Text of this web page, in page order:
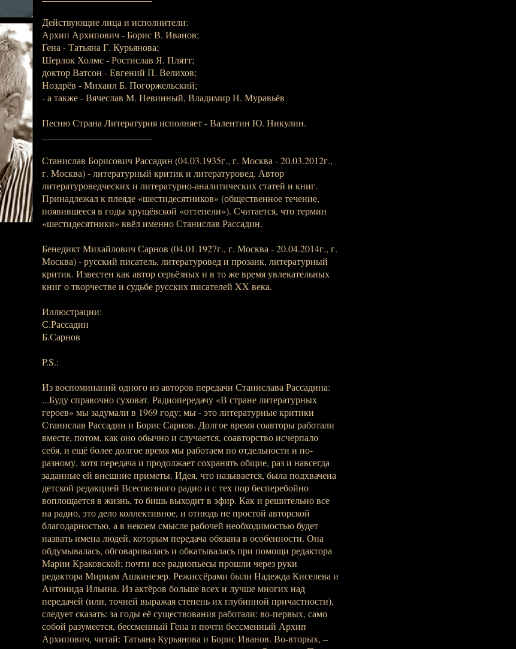
Действующие лица и исполнители:
Архип Архипович - Борис В. Иванов;
Гена - Татьяна Г. Курьянова;
Шерлок Холмс - Ростислав Я. Плятт;
доктор Ватсон - Евгений П. Велихов;
Ноздрёв - Михаил Б. Погоржельский;
- а также - Вячеслав М. Невинный, Владимир Н. Муравьёв
Песню Страна Литературия исполняет - Валентин Ю. Никулин.
Станислав Борисович Рассадин (04.03.1935г., г. Москва - 20.03.2012г.,
г. Москва) - литературный критик и литературовед. Автор
литературоведческих и литературно-аналитических статей и книг.
Принадлежал к плеяде «шестидесятников» (общественное течение,
появившееся в годы хрущёвской «оттепели»). Считается, что термин
«шестидесятники» ввёл именно Станислав Рассадин.
Бенедикт Михайлович Сарнов (04.01.1927г., г. Москва - 20.04.2014г., г.
Москва) - русский писатель, литературовед и прозаик, литературный
критик. Известен как автор серьёзных и в то же время увлекательных
книг о творчестве и судьбе русских писателей XX века.
Иллюстрации:
С.Рассадин
Б.Сарнов
P.S.:
Из воспоминаний одного из авторов передачи Станислава Рассадина:
...Буду справочно суховат. Радиопередачу «В стране литературных
героев» мы задумали в 1969 году; мы - это литературные критики
Станислав Рассадин и Борис Сарнов. Долгое время соавторы работали
вместе, потом, как оно обычно и случается, соавторство исчерпало
себя, и ещё более долгое время мы работаем по отдельности и по-
разному, хотя передача и продолжает сохранять общие, раз и навсегда
заданные ей внешние приметы. Идея, что называется, была подхвачена
детской редакцией Всесоюзного радио и с тех пор бесперебойно
воплощается в жизнь, то бишь выходит в эфир. Как и решительно все
на радио, это дело коллективное, и отнюдь не простой авторской
благодарностью, а в некоем смысле рабочей необходимостью будет
назвать имена людей, которым передача обязана в особенности. Она
обдумывалась, обговаривалась и обкатывалась при помощи редактора
Марии Краковской; почти все радиопьесы прошли через руки
редактора Мириам Ашкинезер. Режиссёрами были Надежда Киселева и
Антонида Ильина. Из актёров больше всех и лучше многих над
передачей (или, точней выражая степень их глубинной причастности),
следует сказать: за годы её существования работали: во-первых, само
собой разумеется, бессменный Гена и почти бессменный Архип
Архипович, читай: Татьяна Курьянова и Борис Иванов. Во-вторых, –